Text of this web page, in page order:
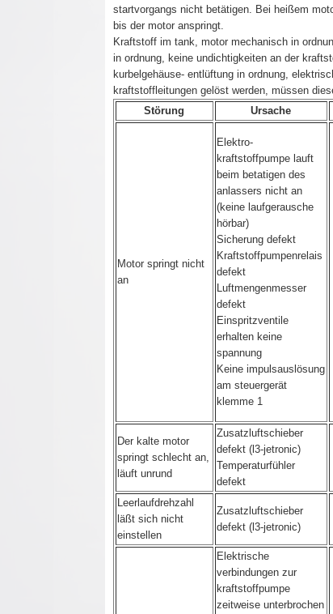
startvorgangs nicht betätigen. Bei heißem
bis der motor anspringt.
Kraftstoff im tank, motor mechanisch in
in ordnung, keine undichtigkeiten an der
kurbelgehäuse- entlüftung in ordnung,
kraftstoffleitungen gelöst werden, müssen
Störung
Ursache
Motor springt nicht
an
Elektro-
kraftstoffpumpe lauft
beim betatigen des
anlassers nicht an
(keine laufgerausche
hörbar)
Sicherung defekt
Kraftstoffpumpenrelais
defekt
Luftmengenmesser
defekt
Einspritzventile
erhalten keine
spannung
Keine impulsauslösung
am steuergerät
klemme 1
Der kalte motor
springt schlecht an,
läuft unrund
Zusatzluftschieber
defekt (l3-jetronic)
Temperaturfühler
defekt
Leerlaufdrehzahl
läßt sich nicht
einstellen
Zusatzluftschieber
defekt (l3-jetronic)
Elektrische
verbindungen zur
kraftstoffpumpe
zeitweise unterbrochen